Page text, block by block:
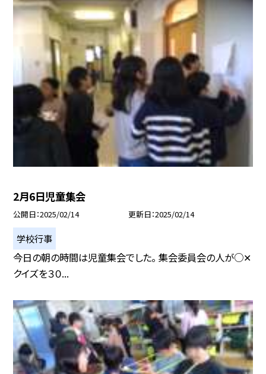
2月6日児童集会
公開日 2025/02/14 更新日 2025/02/14
学校行事
今日の朝の時間は児童集会でした。 集会委員会の人が○✕
クイズを３０...